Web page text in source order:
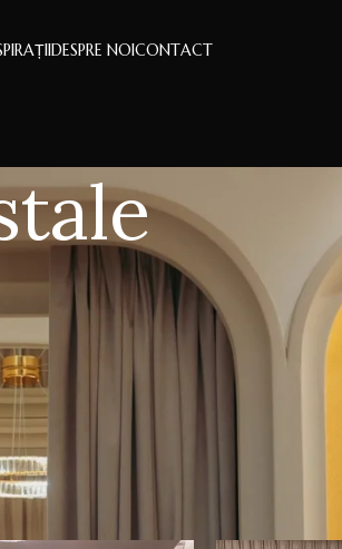
DESPRE NOICONTACT
subtilă,
Fiecare piatră transparentă este cusută
— în mișcare, sub lumânări, în blitz —
Arată